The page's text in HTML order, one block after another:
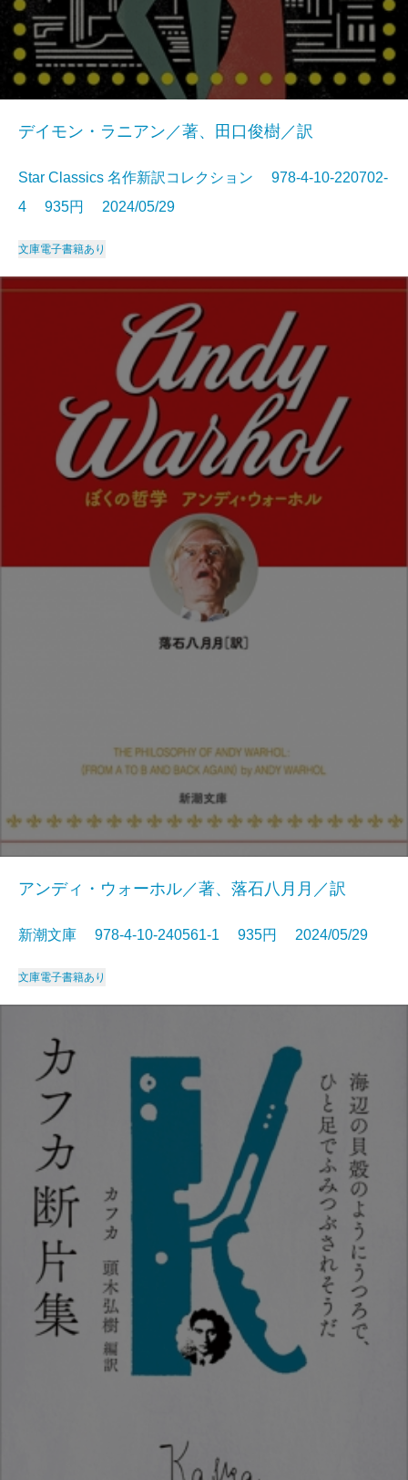
デイモン・ラニアン／著、田口俊樹／訳
Star Classics 名作新訳コレクション 978-4-10-220702-
4 935円 2024/05/29
文庫電子書籍あり
アンディ・ウォーホル／著、落石八月月／訳
新潮文庫 978-4-10-240561-1 935円 2024/05/29
文庫電子書籍あり